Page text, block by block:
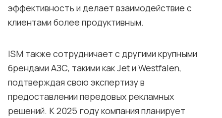
эффективность и делает взаимодействие с
клиентами более продуктивным.
ISM также сотрудничает с другими крупными
брендами АЗС, такими как Jet и Westfalen,
подтверждая свою экспертизу в
предоставлении передовых рекламных
решений. К 2025 году компания планирует